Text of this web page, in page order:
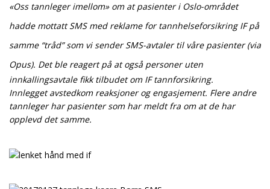
«Oss tannleger imellom» om at pasienter i Oslo-området
hadde mottatt SMS med reklame for tannhelseforsikring IF på
samme “tråd”som vi sender SMS-avtaler til våre pasienter (via
Opus). Det ble reagert på at også personer uten
innkallingsavtale fikk tilbudet om IF tannforsikring.
Innlegget avstedkom reaksjoner og engasjement. Flere andre
tannleger har pasienter som har meldt fra om at de har
opplevd det samme.